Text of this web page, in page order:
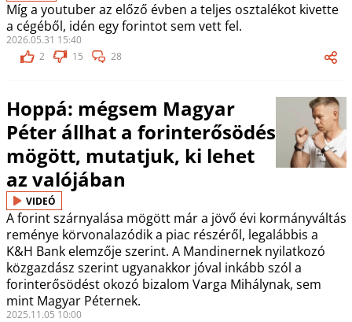
Míg a youtuber az előző évben a teljes osztalékot kivette
a cégéből, idén egy forintot sem vett fel.
2026.05.31 15:40
2
15 28
Hoppá: mégsem Magyar
Péter állhat a forinterősödés
mögött, mutatjuk, ki lehet
az valójában
VIDEÓ
A forint szárnyalása mögött már a jövő évi kormányváltás
reménye körvonalazódik a piac részéről, legalábbis a
K&H Bank elemzője szerint. A Mandinernek nyilatkozó
közgazdász szerint ugyanakkor jóval inkább szól a
forinterősödést okozó bizalom Varga Mihálynak, sem
mint Magyar Péternek.
2025.11.05 10:00